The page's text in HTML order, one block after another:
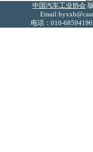
中国汽车工业协会
电话：010-